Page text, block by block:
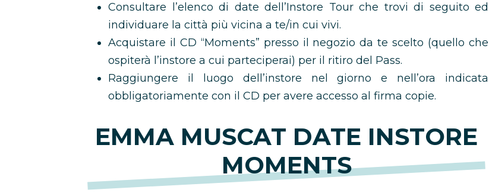
Consultare l’elenco di date dell’Instore Tour che trovi di seguito ed
individuare la città più vicina a te/in cui vivi.
Acquistare il CD “Moments” presso il negozio da te scelto (quello che
ospiterà l’instore a cui parteciperai) per il ritiro del Pass.
Raggiungere il luogo dell’instore nel giorno e nell’ora indicata
obbligatoriamente con il CD per avere accesso al firma copie.
EMMA MUSCAT DATE INSTORE
MOMENTS